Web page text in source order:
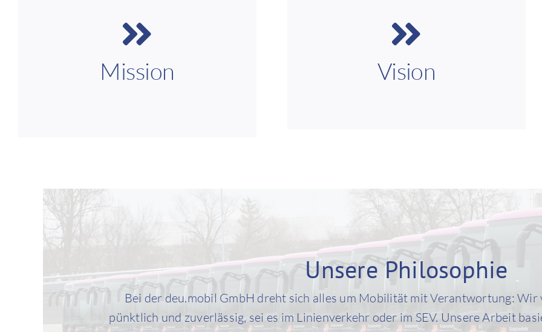
Mission
Schienenersatzverkehr im
Süden Deutschlands
und sorgt zudem für
im MVV. Unsere
regionale Verwurzelung
Vision
verankertes Verkehrsunternehmen die erste Wahl
für den Schienenersatzverkehr der Deutschen
Bahn sein und durch Qualität, Zuverlässigkeit und
partnerschaftliche Zusammenarbeit Maßstäbe in
Unsere Philosophie
Bei der deu.mobil GmbH dreht sich alles um Mobilität mit Verantwortung: Wir
pünktlich und zuverlässig, sei es im Linienverkehr oder im SEV. Unsere Arbeit